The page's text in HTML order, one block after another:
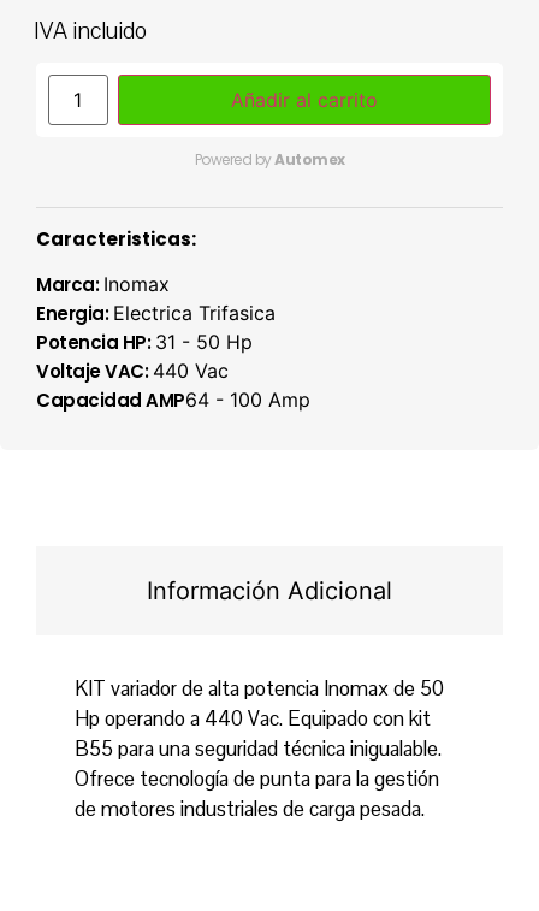
IVA incluido
Añadir al carrito
Powered byAutomex
Caracteristicas:
Marca: Inomax
Energia: Electrica Trifasica
Potencia HP: 31 - 50 Hp
Voltaje VAC: 440 Vac
Capacidad AMP64 - 100 Amp
Información Adicional
KIT variador de alta potencia Inomax de 50
Hp operando a 440 Vac. Equipado con kit
B55 para una seguridad técnica inigualable.
Ofrece tecnología de punta para la gestión
de motores industriales de carga pesada.